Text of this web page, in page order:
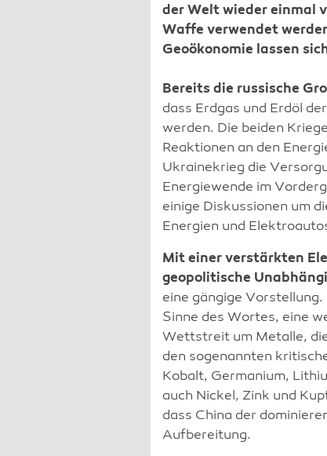
der Welt wieder einmal
Waffe verwendet
Geoökonomie lassen
Bereits die russische
dass Erdgas und Erdöl
werden. Die beiden
Reaktionen an den
Ukrainekrieg die
Energiewende im
einige Diskussionen um
Energien und
Mit einer verstärkten
geopolitische
eine gängige
Sinne des Wortes, eine
Wettstreit um Metalle,
den sogenannten
Kobalt, Germanium,
auch Nickel, Zink und
dass China der
Aufbereitung.